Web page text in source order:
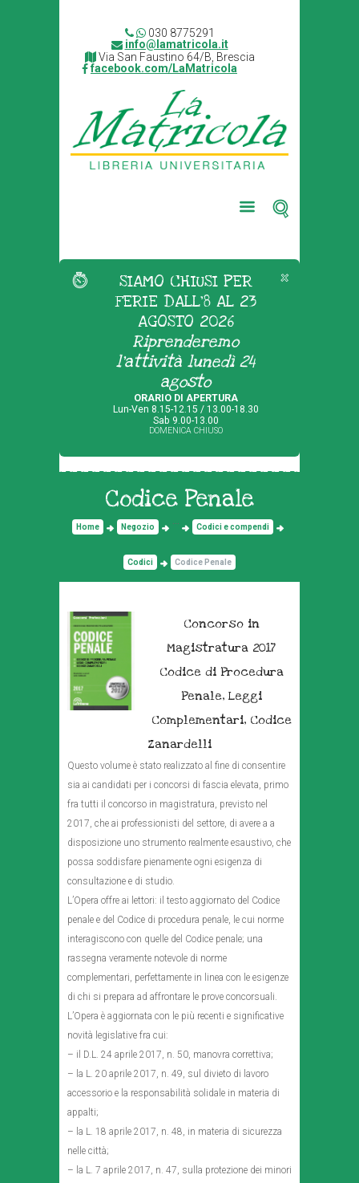
030 8775291
info@lamatricola.it
Via San Faustino 64/B, Brescia
facebook.com/LaMatricola
SIAMO CHIUSI PER
FERIE DALL'8 AL 23
AGOSTO 2026
Riprenderemo
l'attività lunedì 24
agosto
ORARIO DI APERTURA
Lun-Ven 8.15-12.15 / 13.00-18.30
Sab 9.00-13.00
DOMENICA CHIUSO
Codice Penale
Home Negozio Codici e compendi
Codici Codice Penale
Concorso in
Magistratura 2017
Codice di Procedura
Penale, Leggi
Complementari, Codice
Zanardelli
Questo volume è stato realizzato al fine di consentire
sia ai candidati per i concorsi di fascia elevata, primo
fra tutti il concorso in magistratura, previsto nel
2017, che ai professionisti del settore, di avere a a
disposizione uno strumento realmente esaustivo, che
possa soddisfare pienamente ogni esigenza di
consultazione e di studio.
L’Opera offre ai lettori: il testo aggiornato del Codice
penale e del Codice di procedura penale, le cui norme
interagiscono con quelle del Codice penale; una
rassegna veramente notevole di norme
complementari, perfettamente in linea con le esigenze
di chi si prepara ad affrontare le prove concorsuali.
L’Opera è aggiornata con le più recenti e significative
novità legislative fra cui:
– il D.L. 24 aprile 2017, n. 50, manovra correttiva;
– la L. 20 aprile 2017, n. 49, sul divieto di lavoro
accessorio e la responsabilità solidale in materia di
appalti;
– la L. 18 aprile 2017, n. 48, in materia di sicurezza
nelle città;
– la L. 7 aprile 2017, n. 47, sulla protezione dei minori